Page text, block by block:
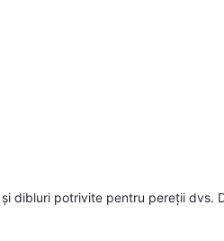
dibluri potrivite pentru pereții dvs.